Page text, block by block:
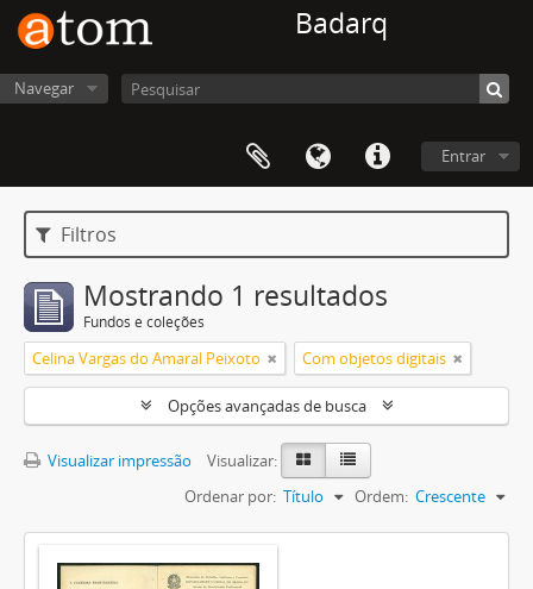
Badarq
Navegar
Entrar
Filtros
Mostrando 1 resultados
Fundos e coleções
Celina Vargas do Amaral Peixoto Com objetos digitais
Opções avançadas de busca
Visualizar impressão
Visualizar:
Ordenar por: Título Ordem: Crescente